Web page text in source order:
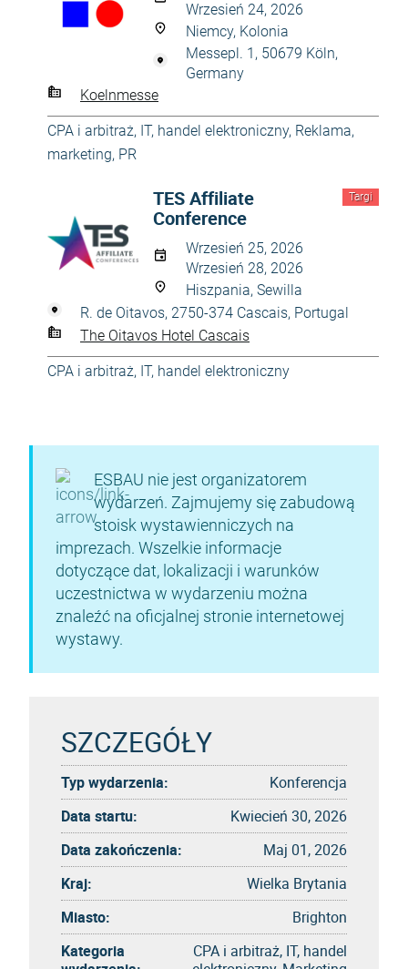
Wrzesień 24, 2026
Niemcy, Kolonia
Messepl. 1, 50679 Köln,
Germany
Koelnmesse
CPA i arbitraż, IT, handel elektroniczny, Reklama,
marketing, PR
Targi
TES Affiliate
Conference
Wrzesień 25, 2026
Wrzesień 28, 2026
Hiszpania, Sewilla
R. de Oitavos, 2750-374 Cascais, Portugal
The Oitavos Hotel Cascais
CPA i arbitraż, IT, handel elektroniczny
ESBAU nie jest organizatorem
wydarzeń. Zajmujemy się zabudową
stoisk wystawienniczych na
imprezach. Wszelkie informacje
dotyczące dat, lokalizacji i warunków
uczestnictwa w wydarzeniu można
znaleźć na oficjalnej stronie internetowej
wystawy.
SZCZEGÓŁY
Typ wydarzenia:
Konferencja
Data startu:
Kwiecień 30, 2026
Data zakończenia:
Maj 01, 2026
Kraj:
Wielka Brytania
Miasto:
Brighton
Kategoria
CPA i arbitraż, IT, handel